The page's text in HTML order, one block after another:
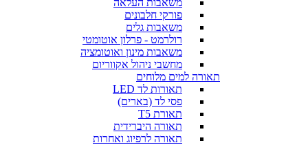
פורקי חלבונים
משאבות גלים
רולרמט - פרלון אוטומטי
משאבות מינון ואוטומציה
מחשבי ניהול אקווריום
תאורה למים מלוחים
תאורות לד LED
פסי לד (בארים)
תאורת T5
תאורה היברידית
תאורה לרפיוג ואחרות